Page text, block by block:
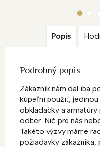
Popis
Podrobný popis
Zákazník nám dal iba
kúpeľni použiť,
obkladačky a
odber. Nič pre nás
Takéto výzvy máme
požiadavky zákazníka,